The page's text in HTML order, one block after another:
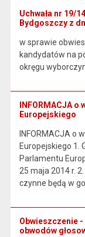
Uchwała nr 19/
Bydgoszczy z
w sprawie
kandydatów na
okręgu
INFORMACJA o
Europejskiego
INFORMACJA o
Europejskiego 1.
Parlamentu
25 maja 2014 r.
czynne będą w
Obwieszczenie
obwodów